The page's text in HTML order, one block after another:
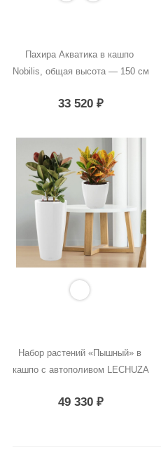
Пахира Акватика в кашпо
Nobilis, общая высота — 150 см
33 520₽
Набор растений «Пышный» в
кашпо с автополивом LECHUZA
49 330₽